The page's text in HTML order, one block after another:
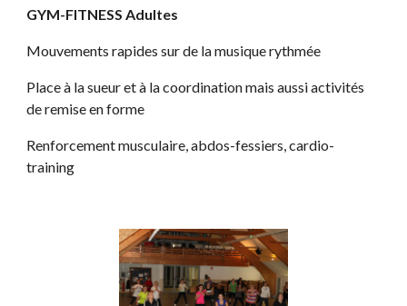
GYM-FITNESS Adultes
Mouvements rapides sur de la musique rythmée
Place à la sueur et à la coordination mais aussi activités
de remise en forme
Renforcement musculaire, abdos-fessiers, cardio-
training